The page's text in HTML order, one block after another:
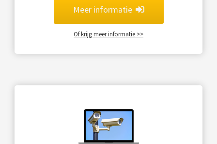
Meer informatie
Of krijg meer informatie >>